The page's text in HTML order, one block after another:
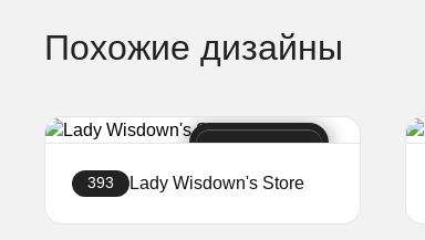
Похожие дизайны
393 Lady Wisdown's Store